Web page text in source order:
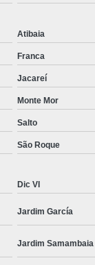
Masculina
Social
Social
Moda
Roupas
Social
Atibaia
Franca
Jacareí
Monte Mor
Salto
São Roque
Dic VI
Jardim García
Jardim Samambaia